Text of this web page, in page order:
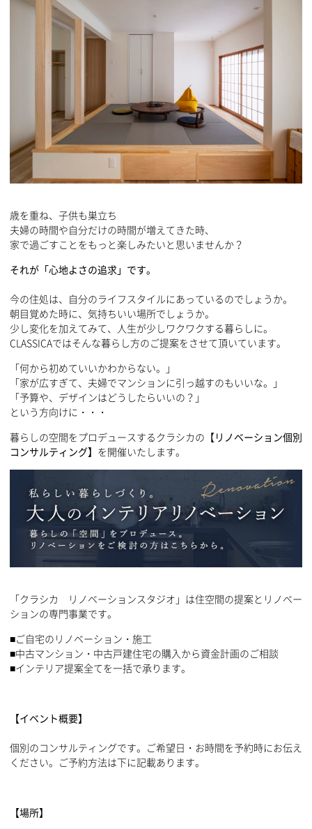
歳を重ね、子供も巣立ち
夫婦の時間や自分だけの時間が増えてきた時、
家で過ごすことをもっと楽しみたいと思いませんか？
それが「心地よさの追求」です。
今の住処は、自分のライフスタイルにあっているのでしょうか。
朝目覚めた時に、気持ちいい場所でしょうか。
少し変化を加えてみて、人生が少しワクワクする暮らしに。
CLASSICAではそんな暮らし方のご提案をさせて頂いています。
「何から初めていいかわからない。」
「家が広すぎて、夫婦でマンションに引っ越すのもいいな。」
「予算や、デザインはどうしたらいいの？」
という方向けに・・・
暮らしの空間をプロデュースするクラシカの【リノベーション個別
コンサルティング】 を開催いたします。
「クラシカ リノベーションスタジオ」は住空間の提案とリノベー
ションの専門事業です。
■ご自宅のリノベーション・施工
■中古マンション・中古戸建住宅の購入から資金計画のご相談
■インテリア提案全てを一括で承ります。
【イベント概要】
個別のコンサルティングです。ご希望日・お時間を予約時にお伝え
ください。ご予約方法は下に記載あります。
【場所】